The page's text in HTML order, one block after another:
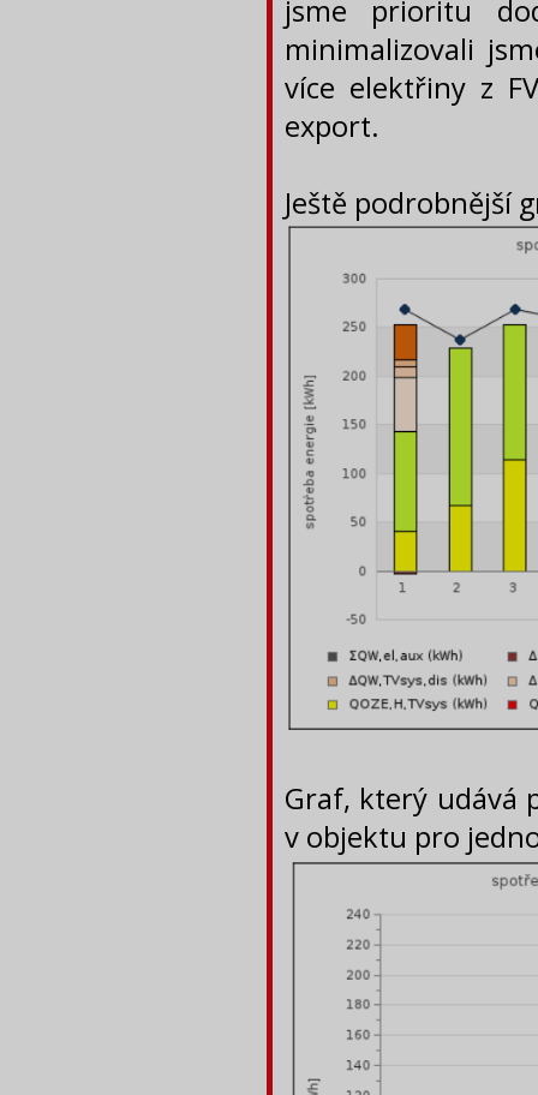
jsme prioritu
minimalizovali
více elektřiny z
export.
Ještě podrobnější
Graf, který udává
v objektu pro